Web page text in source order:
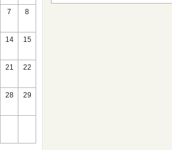
7 8
14 15
21 22
28 29